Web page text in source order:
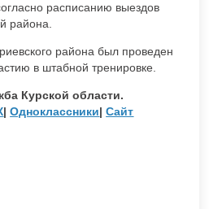
расписанию выездов
района.
района был проведен
в штабной тренировке.
Курской области.
|Одноклассники|Сайт